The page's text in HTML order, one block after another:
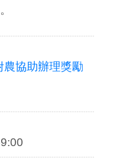
協助辦理獎勵